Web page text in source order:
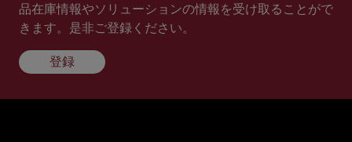
品在庫情報やソリューションの情報を受け取ることがで
きます。是非ご登録ください。
登録